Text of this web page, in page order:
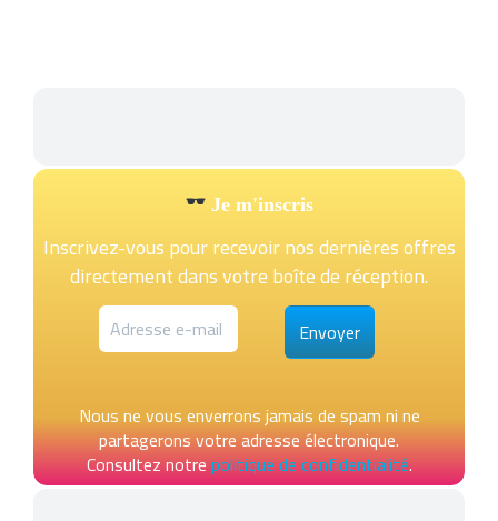
Je m'inscris
Inscrivez-vous pour recevoir nos dernières offres
directement dans votre boîte de réception.
Nous ne vous enverrons jamais de spam ni ne
partagerons votre adresse électronique.
Consultez notrepolitique de confidentialité.